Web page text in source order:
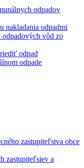
odpadov
nakladania odpadmi
vôd zo
odpad
odpade
zastupiteľstva obce
zastupiteľsiev a